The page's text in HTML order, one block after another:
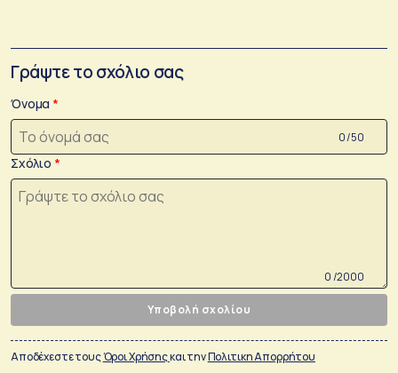
Γράψτε το σχόλιο σας
Όνομα
0 /50
Σχόλιο
0 /2000
Υποβολή σχολίου
Αποδέχεστε τουςΌροι Χρήσηςκαι τηνΠολιτικη Απορρήτου